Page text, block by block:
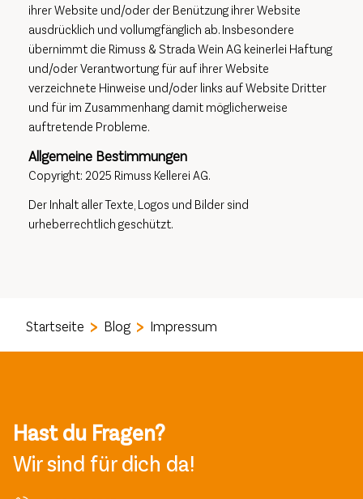
ihrer Website und/oder der Benützung ihrer Website
ausdrücklich und vollumgfänglich ab. Insbesondere
übernimmt die Rimuss & Strada Wein AG keinerlei Haftung
und/oder Verantwortung für auf ihrer Website
verzeichnete Hinweise und/oder links auf Website Dritter
und für im Zusammenhang damit möglicherweise
auftretende Probleme.
Allgemeine Bestimmungen
Copyright: 2025 Rimuss Kellerei AG.
Der Inhalt aller Texte, Logos und Bilder sind
urheberrechtlich geschützt.
Startseite Blog Impressum
Hast du Fragen?
Wir sind für dich da!